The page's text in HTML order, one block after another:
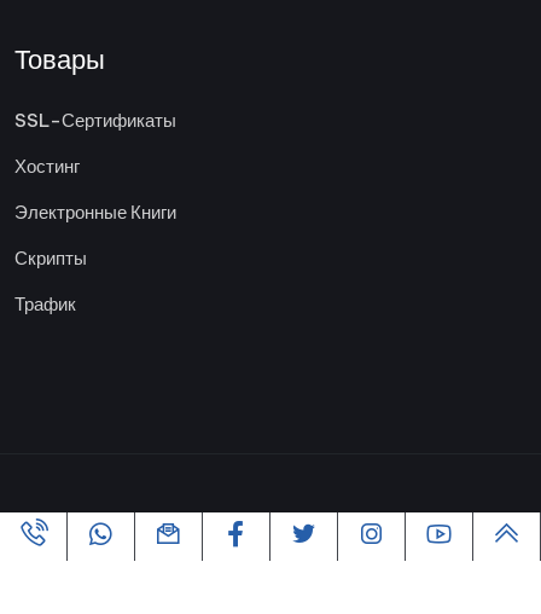
Товары
SSL-Сертификаты
Хостинг
Электронные Книги
Скрипты
Трафик
Copyright ©2005-2026 Все права защищены | Powered By